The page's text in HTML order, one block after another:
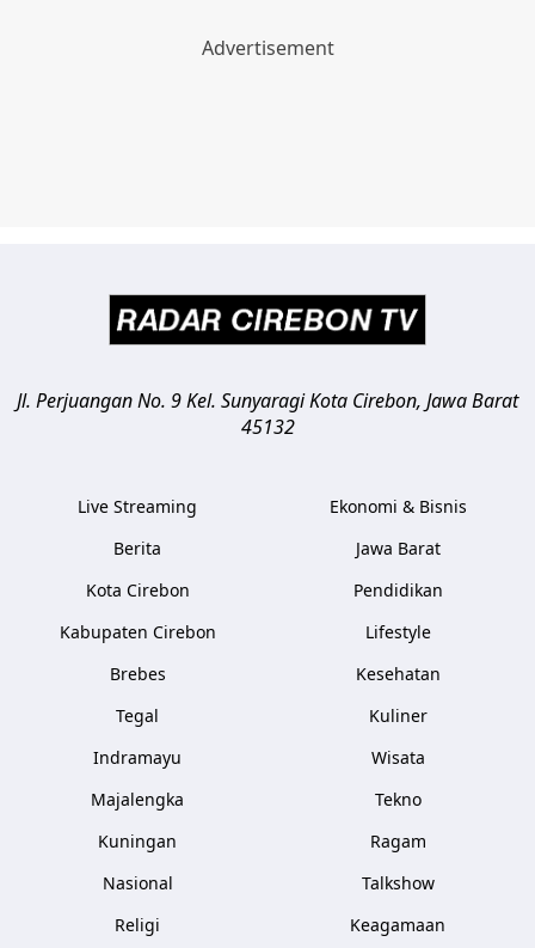
Jl. Perjuangan No. 9 Kel. SunyaragiKota Cirebon, Jawa Barat
45132
Live Streaming
Berita
Kota Cirebon
Kabupaten Cirebon
Brebes
Tegal
Indramayu
Majalengka
Kuningan
Nasional
Religi
Ekonomi & Bisnis
Jawa Barat
Pendidikan
Lifestyle
Kesehatan
Kuliner
Wisata
Tekno
Ragam
Talkshow
Keagamaan